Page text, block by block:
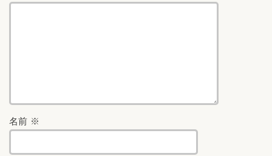
名前 ※